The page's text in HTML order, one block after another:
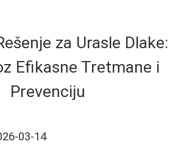
za Urasle Dlake:
Efikasne Tretmane i
Prevenciju
03-14